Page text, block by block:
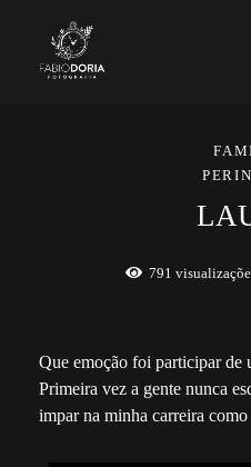
791
Que emoção foi participar de
Primeira vez a gente nunca
impar na minha carreira